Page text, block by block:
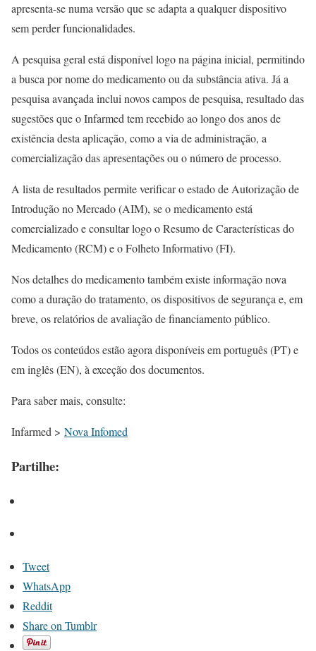
apresenta-se numa versão que se adapta a qualquer dispositivo
sem perder funcionalidades.
A pesquisa geral está disponível logo na página inicial, permitindo
a busca por nome do medicamento ou da substância ativa. Já a
pesquisa avançada inclui novos campos de pesquisa, resultado das
sugestões que o Infarmed tem recebido ao longo dos anos de
existência desta aplicação, como a via de administração, a
comercialização das apresentações ou o número de processo.
A lista de resultados permite verificar o estado de Autorização de
Introdução no Mercado (AIM), se o medicamento está
comercializado e consultar logo o Resumo de Características do
Medicamento (RCM) e o Folheto Informativo (FI).
Nos detalhes do medicamento também existe informação nova
como a duração do tratamento, os dispositivos de segurança e, em
breve, os relatórios de avaliação de financiamento público.
Todos os conteúdos estão agora disponíveis em português (PT) e
em inglês (EN), à exceção dos documentos.
Para saber mais, consulte:
Infarmed > Nova Infomed
Partilhe:
Tweet
WhatsApp
Reddit
Share on Tumblr